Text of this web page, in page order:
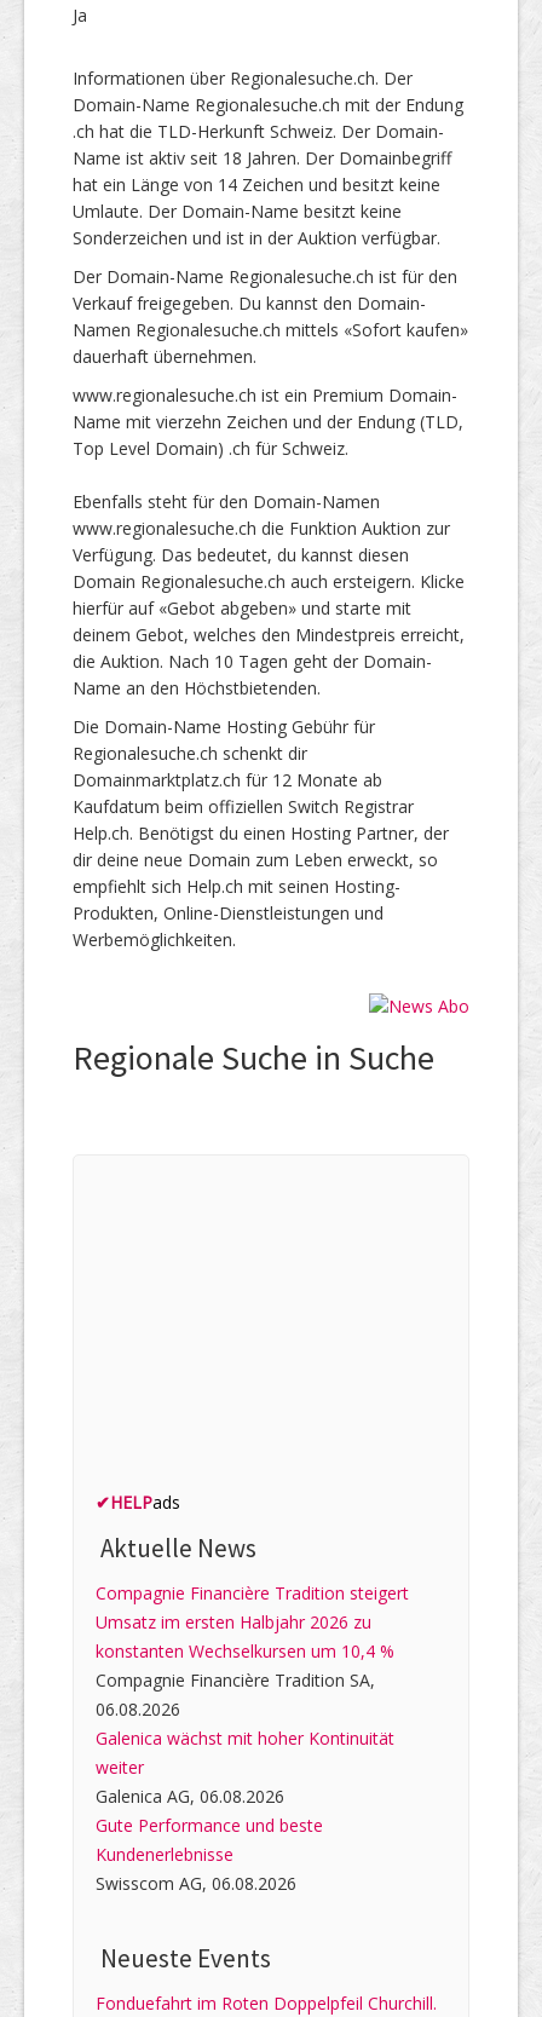
Ja
Informationen über Regionalesuche.ch. Der
Domain-Name Regionalesuche.ch mit der Endung
.ch hat die TLD-Herkunft Schweiz. Der Domain-
Name ist aktiv seit 18 Jahren. Der Domainbegriff
hat ein Länge von 14 Zeichen und besitzt keine
Umlaute. Der Domain-Name besitzt keine
Sonderzeichen und ist in der Auktion verfügbar.
Der Domain-Name Regionalesuche.ch ist für den
Verkauf freigegeben. Du kannst den Domain-
Namen Regionalesuche.ch mittels «Sofort kaufen»
dauerhaft übernehmen.
www.regionalesuche.ch ist ein Premium Domain-
Name mit vierzehn Zeichen und der Endung (TLD,
Top Level Domain) .ch für Schweiz.
Ebenfalls steht für den Domain-Namen
www.regionalesuche.ch die Funktion Auktion zur
Verfügung. Das bedeutet, du kannst diesen
Domain Regionalesuche.ch auch ersteigern. Klicke
hierfür auf «Gebot abgeben» und starte mit
deinem Gebot, welches den Mindestpreis erreicht,
die Auktion. Nach 10 Tagen geht der Domain-
Name an den Höchstbietenden.
Die Domain-Name Hosting Gebühr für
Regionalesuche.ch schenkt dir
Domainmarktplatz.ch für 12 Monate ab
Kaufdatum beim offiziellen Switch Registrar
Help.ch. Benötigst du einen Hosting Partner, der
dir deine neue Domain zum Leben erweckt, so
empfiehlt sich Help.ch mit seinen Hosting-
Produkten, Online-Dienstleistungen und
Werbemöglichkeiten.
Regionale Suche in Suche
✔HELPads
Aktuelle News
Compagnie Financière Tradition steigert
Umsatz im ersten Halbjahr 2026 zu
konstanten Wechselkursen um 10,4 %
Compagnie Financière Tradition SA,
06.08.2026
Galenica wächst mit hoher Kontinuität
weiter
Galenica AG, 06.08.2026
Gute Performance und beste
Kundenerlebnisse
Swisscom AG, 06.08.2026
Neueste Events
Fonduefahrt im Roten Doppelpfeil Churchill.